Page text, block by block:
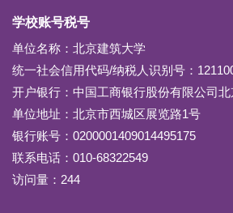
学校账号税号
单位名称：北京建筑大学
统一社会信用代码/纳税人识别号：
开户银行：中国工商银行股份有限公司
单位地址：北京市西城区展览路1号
银行账号：0200001409014495175
联系电话：010-68322549
访问量： 244